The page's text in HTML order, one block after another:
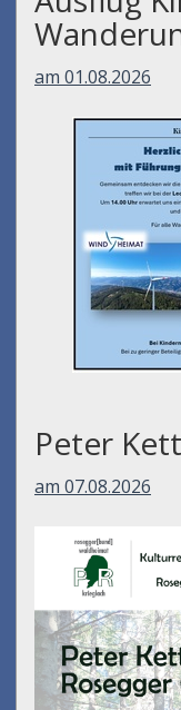
am 01.08.2026
Peter
am 07.08.2026